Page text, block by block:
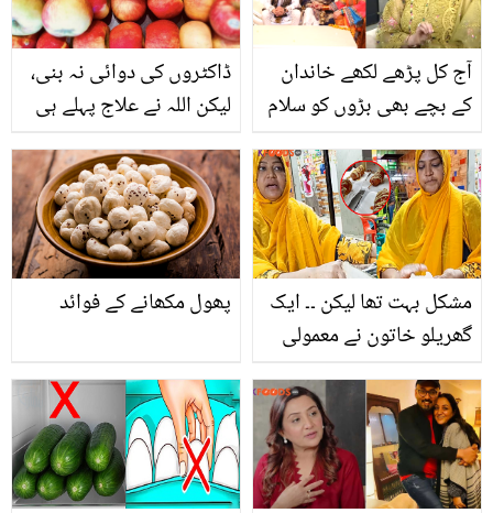
ڈاکٹروں کی دوائی نہ بنی،
لیکن اللہ نے علاج پہلے ہی
دے دیا تھا ۔۔ جس مرض
کی دوا نہیں، اس کا علاج
سیب میں ہے! جانیں سیب
کے وہ قدرتی فائدے جو
تحقیق آج ثابت کر رہی
آج کل پڑھے لکھے خاندان
کے بچے بھی بڑوں کو سلام
نہیں کرتے۔۔ صبا فیصل کو
آنٹی کہنا کیوں برا لگتا ہے؟
پھول مکھانے کے فوائد
مشکل بہت تھا لیکن ۔۔ ایک
گھریلو خاتون نے معمولی
سی چیز کو کاروبار میں
کیسے تبدیل کردیا؟